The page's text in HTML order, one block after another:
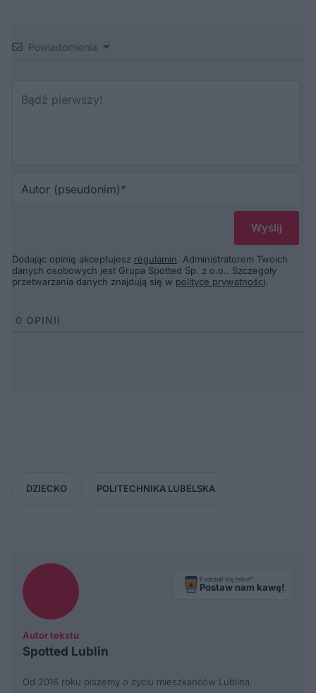
Powiadomienia
Dodając opinię akceptujesz regulamin. Administratorem Twoich
danych osobowych jest Grupa Spotted Sp. z o.o.. Szczegóły
przetwarzania danych znajdują się w polityce prywatności.
0 OPINII
DZIECKO POLITECHNIKA LUBELSKA
Autor tekstu
Spotted Lublin
Podobał się tekst?
Postaw nam kawę!
Od 2016 roku piszemy o życiu mieszkańców Lublina.